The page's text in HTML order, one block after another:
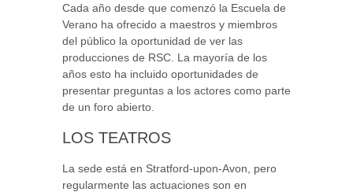
Cada año desde que comenzó la Escuela de
Verano ha ofrecido a maestros y miembros
del público la oportunidad de ver las
producciones de RSC. La mayoría de los
años esto ha incluido oportunidades de
presentar preguntas a los actores como parte
de un foro abierto.
LOS TEATROS
La sede está ​​en Stratford-upon-Avon, pero
regularmente las actuaciones son en